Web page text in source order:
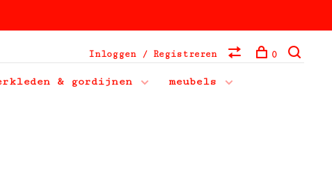
& gordijnen
meubels
Inloggen / Registreren 0